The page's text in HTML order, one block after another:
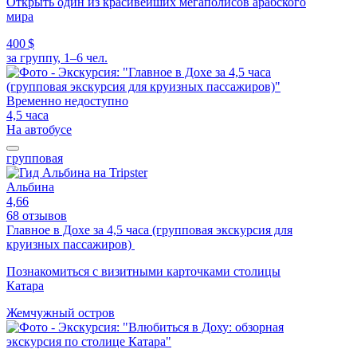
мира
400 $
за группу, 1–6 чел.
Временно недоступно
4,5 часа
На автобусе
групповая
Альбина
4,66
68 отзывов
Главное в Дохе за 4,5 часа (групповая экскурсия для
круизных пассажиров)
Познакомиться с визитными карточками столицы
Катара
Жемчужный остров